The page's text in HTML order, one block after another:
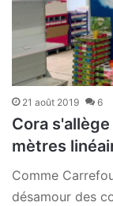
21 août 2019 6
Cora
mètres
Comme
désamour des